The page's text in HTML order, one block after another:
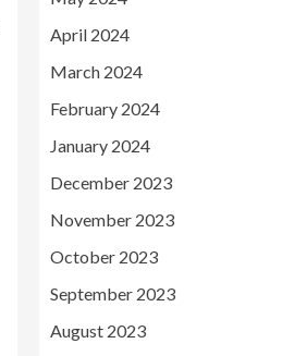
April 2024
March 2024
February 2024
January 2024
December 2023
November 2023
October 2023
September 2023
August 2023